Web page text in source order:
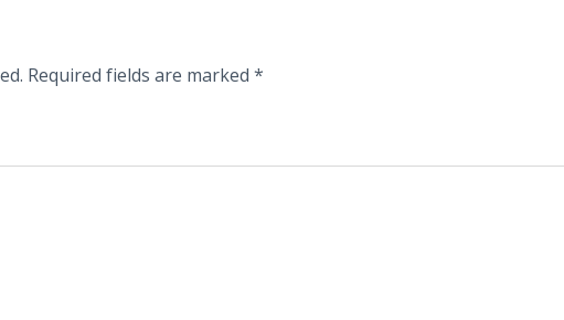
Required fields are marked *